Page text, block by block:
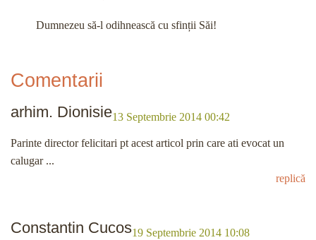
Dumnezeu să-l odihnească cu sfinții Săi!
Comentarii
arhim. Dionisie13 Septembrie 2014 00:42
Parinte director felicitari pt acest articol prin care ati evocat un
calugar ...
replică
Constantin Cucos19 Septembrie 2014 10:08